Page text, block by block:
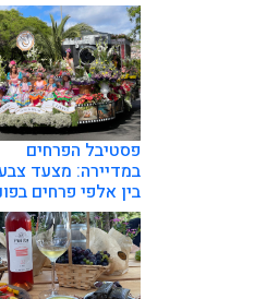
פסטיבל הפרחים
במדיירה: מצעד
בין אלפי פרחים